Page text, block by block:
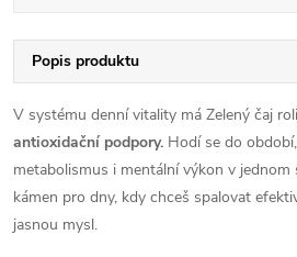
Popis produktu
V systému denní vitality má Zelený čaj roli
antioxidační podpory. Hodí se do
metabolismus i mentální výkon v jednom
kámen pro dny, kdy chceš spalovat
jasnou mysl.